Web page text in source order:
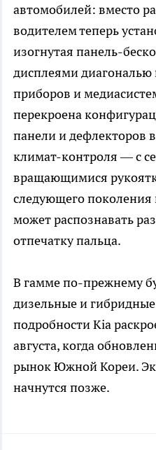
автомобилей: вместо
водителем теперь
изогнутая панель-
дисплеями
приборов и
перекроена
панели и дефлекторов
климат-контроля — с
вращающимися
следующего поколения
может распознавать
отпечатку пальца.
В гамме по-прежнему
дизельные и
подробности Kia
августа, когда
рынок Южной Кореи.
начнутся позже.